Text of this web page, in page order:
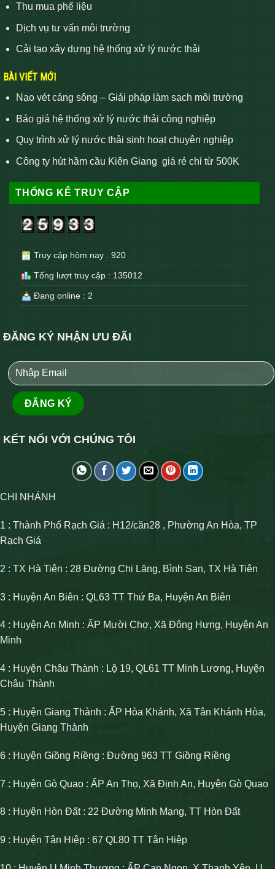
Thu mua phế liệu
Dịch vụ tư vấn môi trường
Cải tạo xây dựng hệ thống xử lý nước thải
BÀI VIẾT MỚI
Nạo vét cảng sông – Giải pháp làm sạch môi trường
Báo giá hệ thống xử lý nước thải công nghiệp
Quy trình xử lý nước thải sinh hoạt chuyên nghiệp
Công ty hút hầm cầu Kiên Giang giá rẻ chỉ từ 500K
THỐNG KÊ TRUY CẬP
Truy cập hôm nay : 920
Tổng lượt truy cập : 135012
Đang online : 2
ĐĂNG KÝ NHẬN ƯU ĐÃI
KẾT NỐI VỚI CHÚNG TÔI
CHI NHÁNH
1 : Thành Phố Rạch Giá : H12/căn28 , Phường An Hòa, TP
Rạch Giá
2 : TX Hà Tiên : 28 Đường Chi Lăng, Bình San, TX Hà Tiên
3 : Huyện An Biên : QL63 TT Thứ Ba, Huyện An Biên
4 : Huyện An Minh : ẤP Mười Chợ, Xã Đông Hưng, Huyện An
Minh
4 : Huyện Châu Thành : Lộ 19, QL61 TT Minh Lương, Huyện
Châu Thành
5 : Huyện Giang Thành : ẤP Hòa Khánh, Xã Tân Khánh Hòa,
Huyện Giang Thành
6 : Huyện Giồng Riềng : Đường 963 TT Giồng Riềng
7 : Huyện Gò Quao : ẤP An Thọ, Xã Định An, Huyện Gò Quao
8 : Huyện Hòn Đất : 22 Đường Minh Mạng, TT Hòn Đất
9 : Huyện Tân Hiệp : 67 QL80 TT Tân Hiệp